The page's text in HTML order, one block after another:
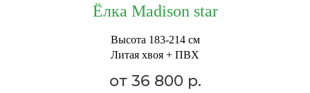
Ёлка Madison star
Высота 183-214 см
Литая хвоя + ПВХ
от 36 800 р.